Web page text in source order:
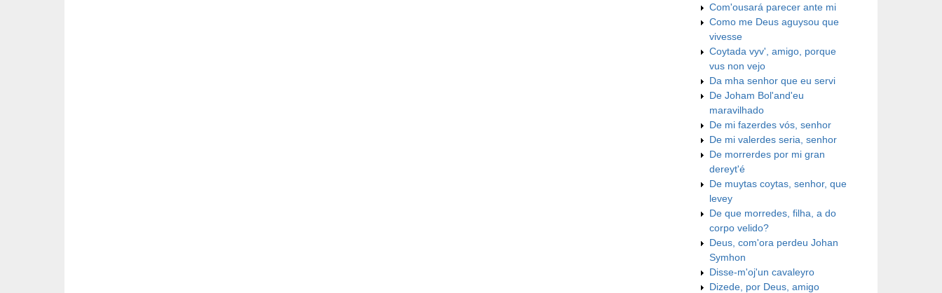
Com'ousará parecer ante mi
Como me Deus aguysou que
vivesse
Coytada vyv', amigo, porque
vus non vejo
Da mha senhor que eu servi
De Joham Bol'and'eu
maravilhado
De mi fazerdes vós, senhor
De mi valerdes seria, senhor
De morrerdes por mi gran
dereyt'é
De muytas coytas, senhor, que
levey
De que morredes, filha, a do
corpo velido?
Deus, com'ora perdeu Johan
Symhon
Disse-m'oj'un cavaleyro
Dizede, por Deus, amigo